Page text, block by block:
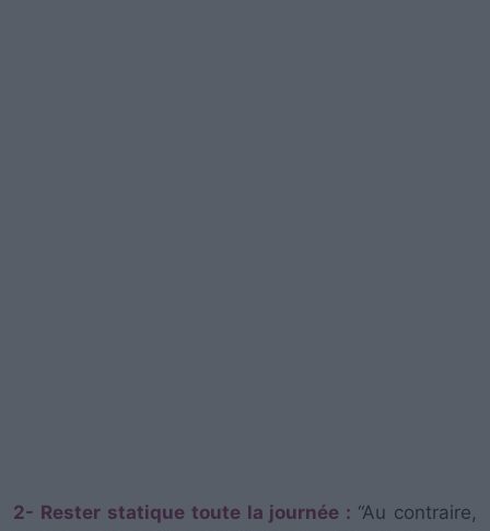
2- Rester statique toute la journée : “Au contraire,